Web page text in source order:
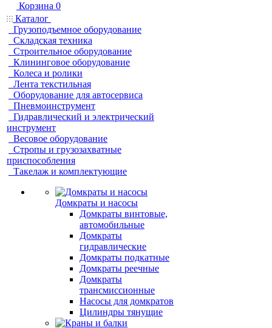
Корзина 0
Каталог
Грузоподъемное оборудование
Складская техника
Строительное оборудование
Клининговое оборудование
Колеса и ролики
Лента текстильная
Оборудование для автосервиса
Пневмоинструмент
Гидравлический и электрический
инструмент
Весовое оборудование
Стропы и грузозахватные
приспособления
Такелаж и комплектующие
Домкраты и насосы
Домкраты винтовые,
автомобильные
Домкраты
гидравлические
Домкраты подкатные
Домкраты реечные
Домкраты
трансмиссионные
Насосы для домкратов
Цилиндры тянущие